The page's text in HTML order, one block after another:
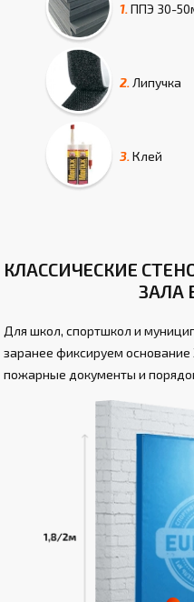
1. ППЭ 30-
2. Липучка
3. Клей
КЛАССИЧЕСКИЕ
ЗАЛА
Для школ, спортшкол и
заранее фиксируем
пожарные документы и